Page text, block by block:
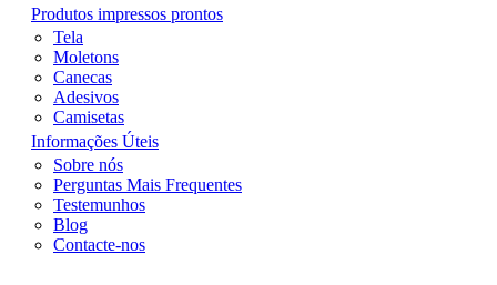
Produtos impressos prontos
Tela
Moletons
Canecas
Adesivos
Camisetas
Informações Úteis
Sobre nós
Perguntas Mais Frequentes
Testemunhos
Blog
Contacte-nos